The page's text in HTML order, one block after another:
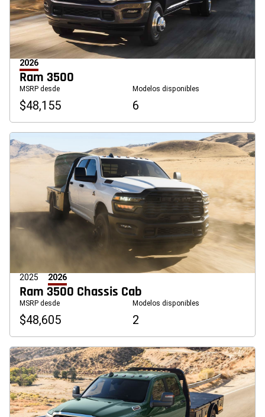
2026
Ram 3500
MSRP desde
$48,155
Modelos disponibles
6
2025 2026
Ram 3500 Chassis Cab
MSRP desde
$48,605
Modelos disponibles
2